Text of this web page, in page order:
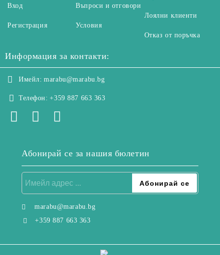
Вход
Регистрация
Въпроси и отговори
Условия
Лоялни клиенти
Отказ от поръчка
Информация за контакти:
Имейл: marabu@marabu.bg
Телефон: +359 887 663 363
Абонирай се за нашия бюлетин
marabu@marabu.bg
+359 887 663 363